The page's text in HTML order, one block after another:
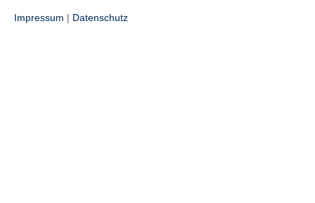
Impressum | Datenschutz